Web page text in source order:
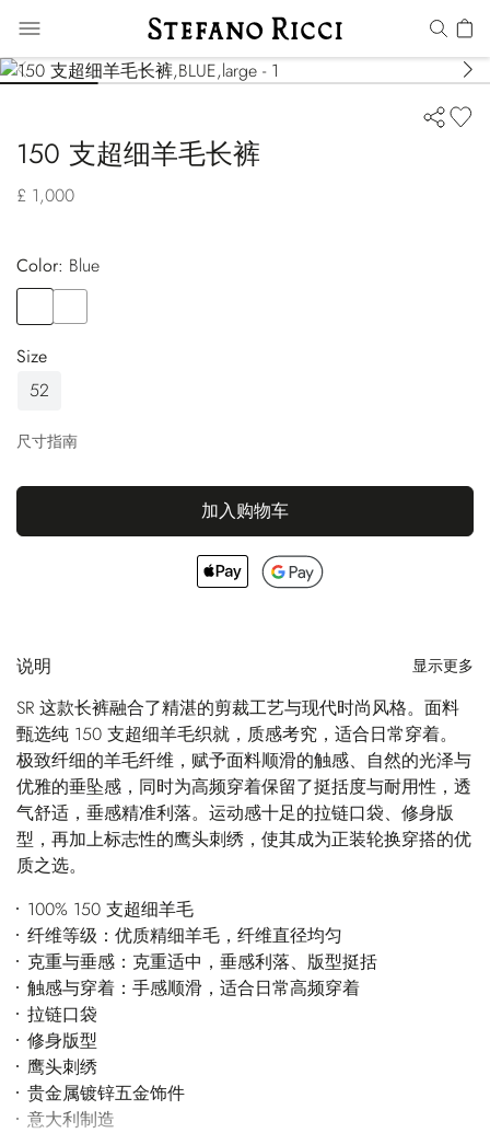
150 支超细羊毛长裤
£ 1,000
Color:
blue
Size
52
尺寸指南
加入购物车
说明 显示更多
SR 这款长裤融合了精湛的剪裁工艺与现代时尚风格。面料
甄选纯 150 支超细羊毛织就，质感考究，适合日常穿着。
极致纤细的羊毛纤维，赋予面料顺滑的触感、自然的光泽与
优雅的垂坠感，同时为高频穿着保留了挺括度与耐用性，透
气舒适，垂感精准利落。运动感十足的拉链口袋、修身版
型，再加上标志性的鹰头刺绣，使其成为正装轮换穿搭的优
质之选。
100% 150 支超细羊毛
纤维等级：优质精细羊毛，纤维直径均匀
克重与垂感：克重适中，垂感利落、版型挺括
触感与穿着：手感顺滑，适合日常高频穿着
拉链口袋
修身版型
鹰头刺绣
贵金属镀锌五金饰件
意大利制造